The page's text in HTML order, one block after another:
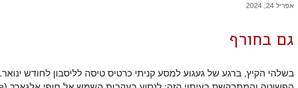
אפריל 24, 2024
גם בחורף
בשלהי הקיץ, ברגע של געגוע למסע קניתי כרטיס טיסה לליסבון לחודש